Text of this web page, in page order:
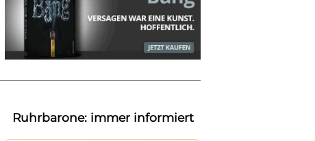
Ruhrbarone: immer informiert